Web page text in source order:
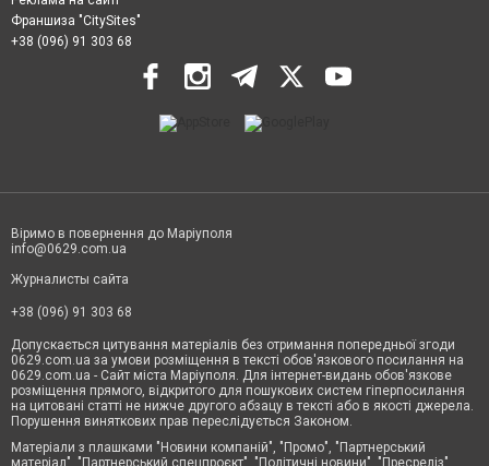
Франшиза "CitySites"
+38 (096) 91 303 68
Віримо в повернення до Маріуполя
info@0629.com.ua
Журналисты сайта
+38 (096) 91 303 68
Допускається цитування матеріалів без отримання попередньої згоди
0629.com.ua за умови розміщення в тексті обов'язкового посилання на
0629.com.ua - Сайт міста Маріуполя. Для інтернет-видань обов'язкове
розміщення прямого, відкритого для пошукових систем гіперпосилання
на цитовані статті не нижче другого абзацу в тексті або в якості джерела.
Порушення виняткових прав переслідується Законом.
Матеріали з плашками "Новини компаній", "Промо", "Партнерський
матеріал", "Партнерський спецпроєкт", "Політичні новини", "Пресреліз",